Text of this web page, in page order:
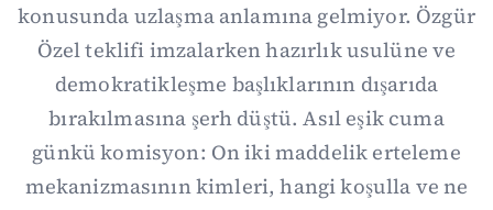
konusunda uzlaşma anlamına gelmiyor. Özgür
Özel teklifi imzalarken hazırlık usulüne ve
demokratikleşme başlıklarının dışarıda
bırakılmasına şerh düştü. Asıl eşik cuma
günkü komisyon: On iki maddelik erteleme
mekanizmasının kimleri, hangi koşulla ve ne